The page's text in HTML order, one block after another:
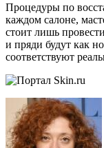
Процедуры по
каждом салоне,
стоит лишь
и пряди будут как
соответствуют